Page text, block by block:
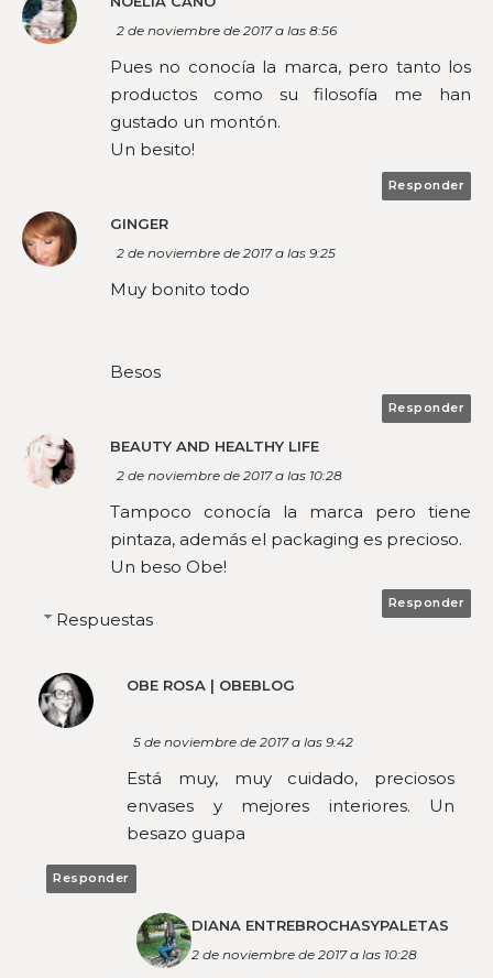
2 de noviembre de 2017 a las 8:56
Pues no conocía la marca, pero tanto los
productos como su filosofía me han
gustado un montón.
Un besito!
Responder
GINGER
2 de noviembre de 2017 a las 9:25
Muy bonito todo
Besos
Responder
BEAUTY AND HEALTHY LIFE
2 de noviembre de 2017 a las 10:28
Tampoco conocía la marca pero tiene
pintaza, además el packaging es precioso.
Un beso Obe!
Responder
Respuestas
OBE ROSA | OBEBLOG
5 de noviembre de 2017 a las 9:42
Está muy, muy cuidado, preciosos
envases y mejores interiores. Un
besazo guapa
Responder
DIANA ENTREBROCHASYPALETAS
2 de noviembre de 2017 a las 10:28